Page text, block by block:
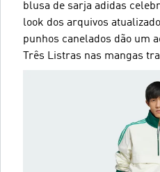
blusa de sarja adidas
look dos arquivos
punhos canelados dão um
Três Listras nas mangas